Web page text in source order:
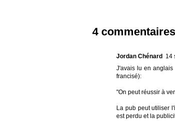
4
Jordan Chénard
14
J'avais lu en
francisé):
"On peut réussir à
La pub peut utiliser
est perdu et la